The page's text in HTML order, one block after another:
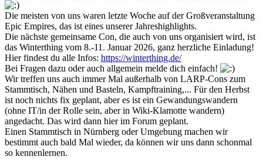
Die meisten von uns waren letzte Woche auf der Großveranstaltung
Epic Empires, das ist eines unserer Jahreshighlights.
Die nächste gemeinsame Con, die auch von uns organisiert wird, ist
das Winterthing vom 8.-11. Januar 2026, ganz herzliche Einladung!
Hier findest du alle Infos: https://winterthing.de/
Bei Fragen dazu oder auch allgemein melde dich einfach!
Wir treffen uns auch immer Mal außerhalb von LARP-Cons zum
Stammtisch, Nähen und Basteln, Kampftraining,... Für den Herbst
ist noch nichts fix geplant, aber es ist ein Gewandungswandern
(ohne IT/in der Rolle sein, aber in Wiki-Klamotte wandern)
angedacht. Das wird dann hier im Forum geplant.
Einen Stammtisch in Nürnberg oder Umgebung machen wir
bestimmt auch bald Mal wieder, da können wir uns dann schonmal
so kennenlernen.